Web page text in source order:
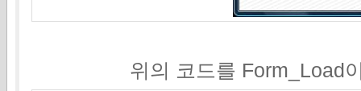
위의 코드를 Form_Load